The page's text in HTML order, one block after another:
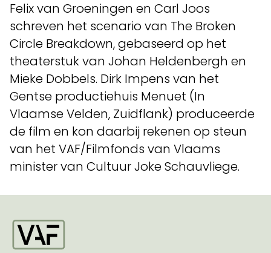
Felix van Groeningen en Carl Joos
schreven het scenario van The Broken
Circle Breakdown, gebaseerd op het
theaterstuk van Johan Heldenbergh en
Mieke Dobbels. Dirk Impens van het
Gentse productiehuis Menuet (In
Vlaamse Velden, Zuidflank) produceerde
de film en kon daarbij rekenen op steun
van het VAF/Filmfonds van Vlaams
minister van Cultuur Joke Schauvliege.